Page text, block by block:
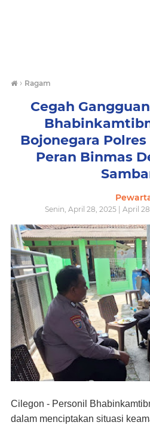
› Ragam
Cegah
Bojonegara
Peran Binmas
Senin, April 28, 2025 | April
Cilegon - Personil
dalam menciptakan situasi